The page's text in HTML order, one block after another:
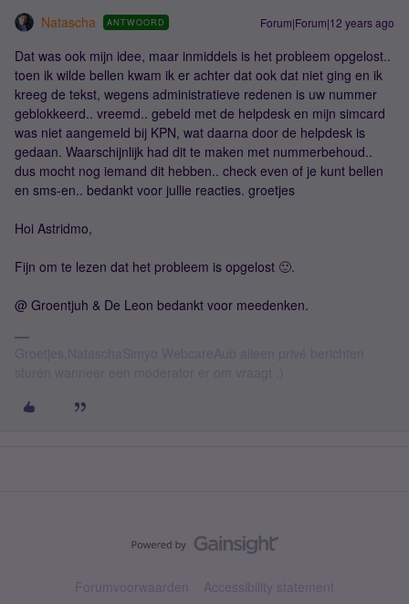
Natascha ANTWOORD Forum|Forum|12 years ago
Dat was ook mijn idee, maar inmiddels is het probleem opgelost..
toen ik wilde bellen kwam ik er achter dat ook dat niet ging en ik
kreeg de tekst, wegens administratieve redenen is uw nummer
geblokkeerd.. vreemd.. gebeld met de helpdesk en mijn simcard
was niet aangemeld bij KPN, wat daarna door de helpdesk is
gedaan. Waarschijnlijk had dit te maken met nummerbehoud..
dus mocht nog iemand dit hebben.. check even of je kunt bellen
en sms-en.. bedankt voor jullie reacties. groetjes
Hoi Astridmo,
Fijn om te lezen dat het probleem is opgelost 🙂.
@ Groentjuh & De Leon bedankt voor meedenken.
Forumvoorwaarden Accessibility statement